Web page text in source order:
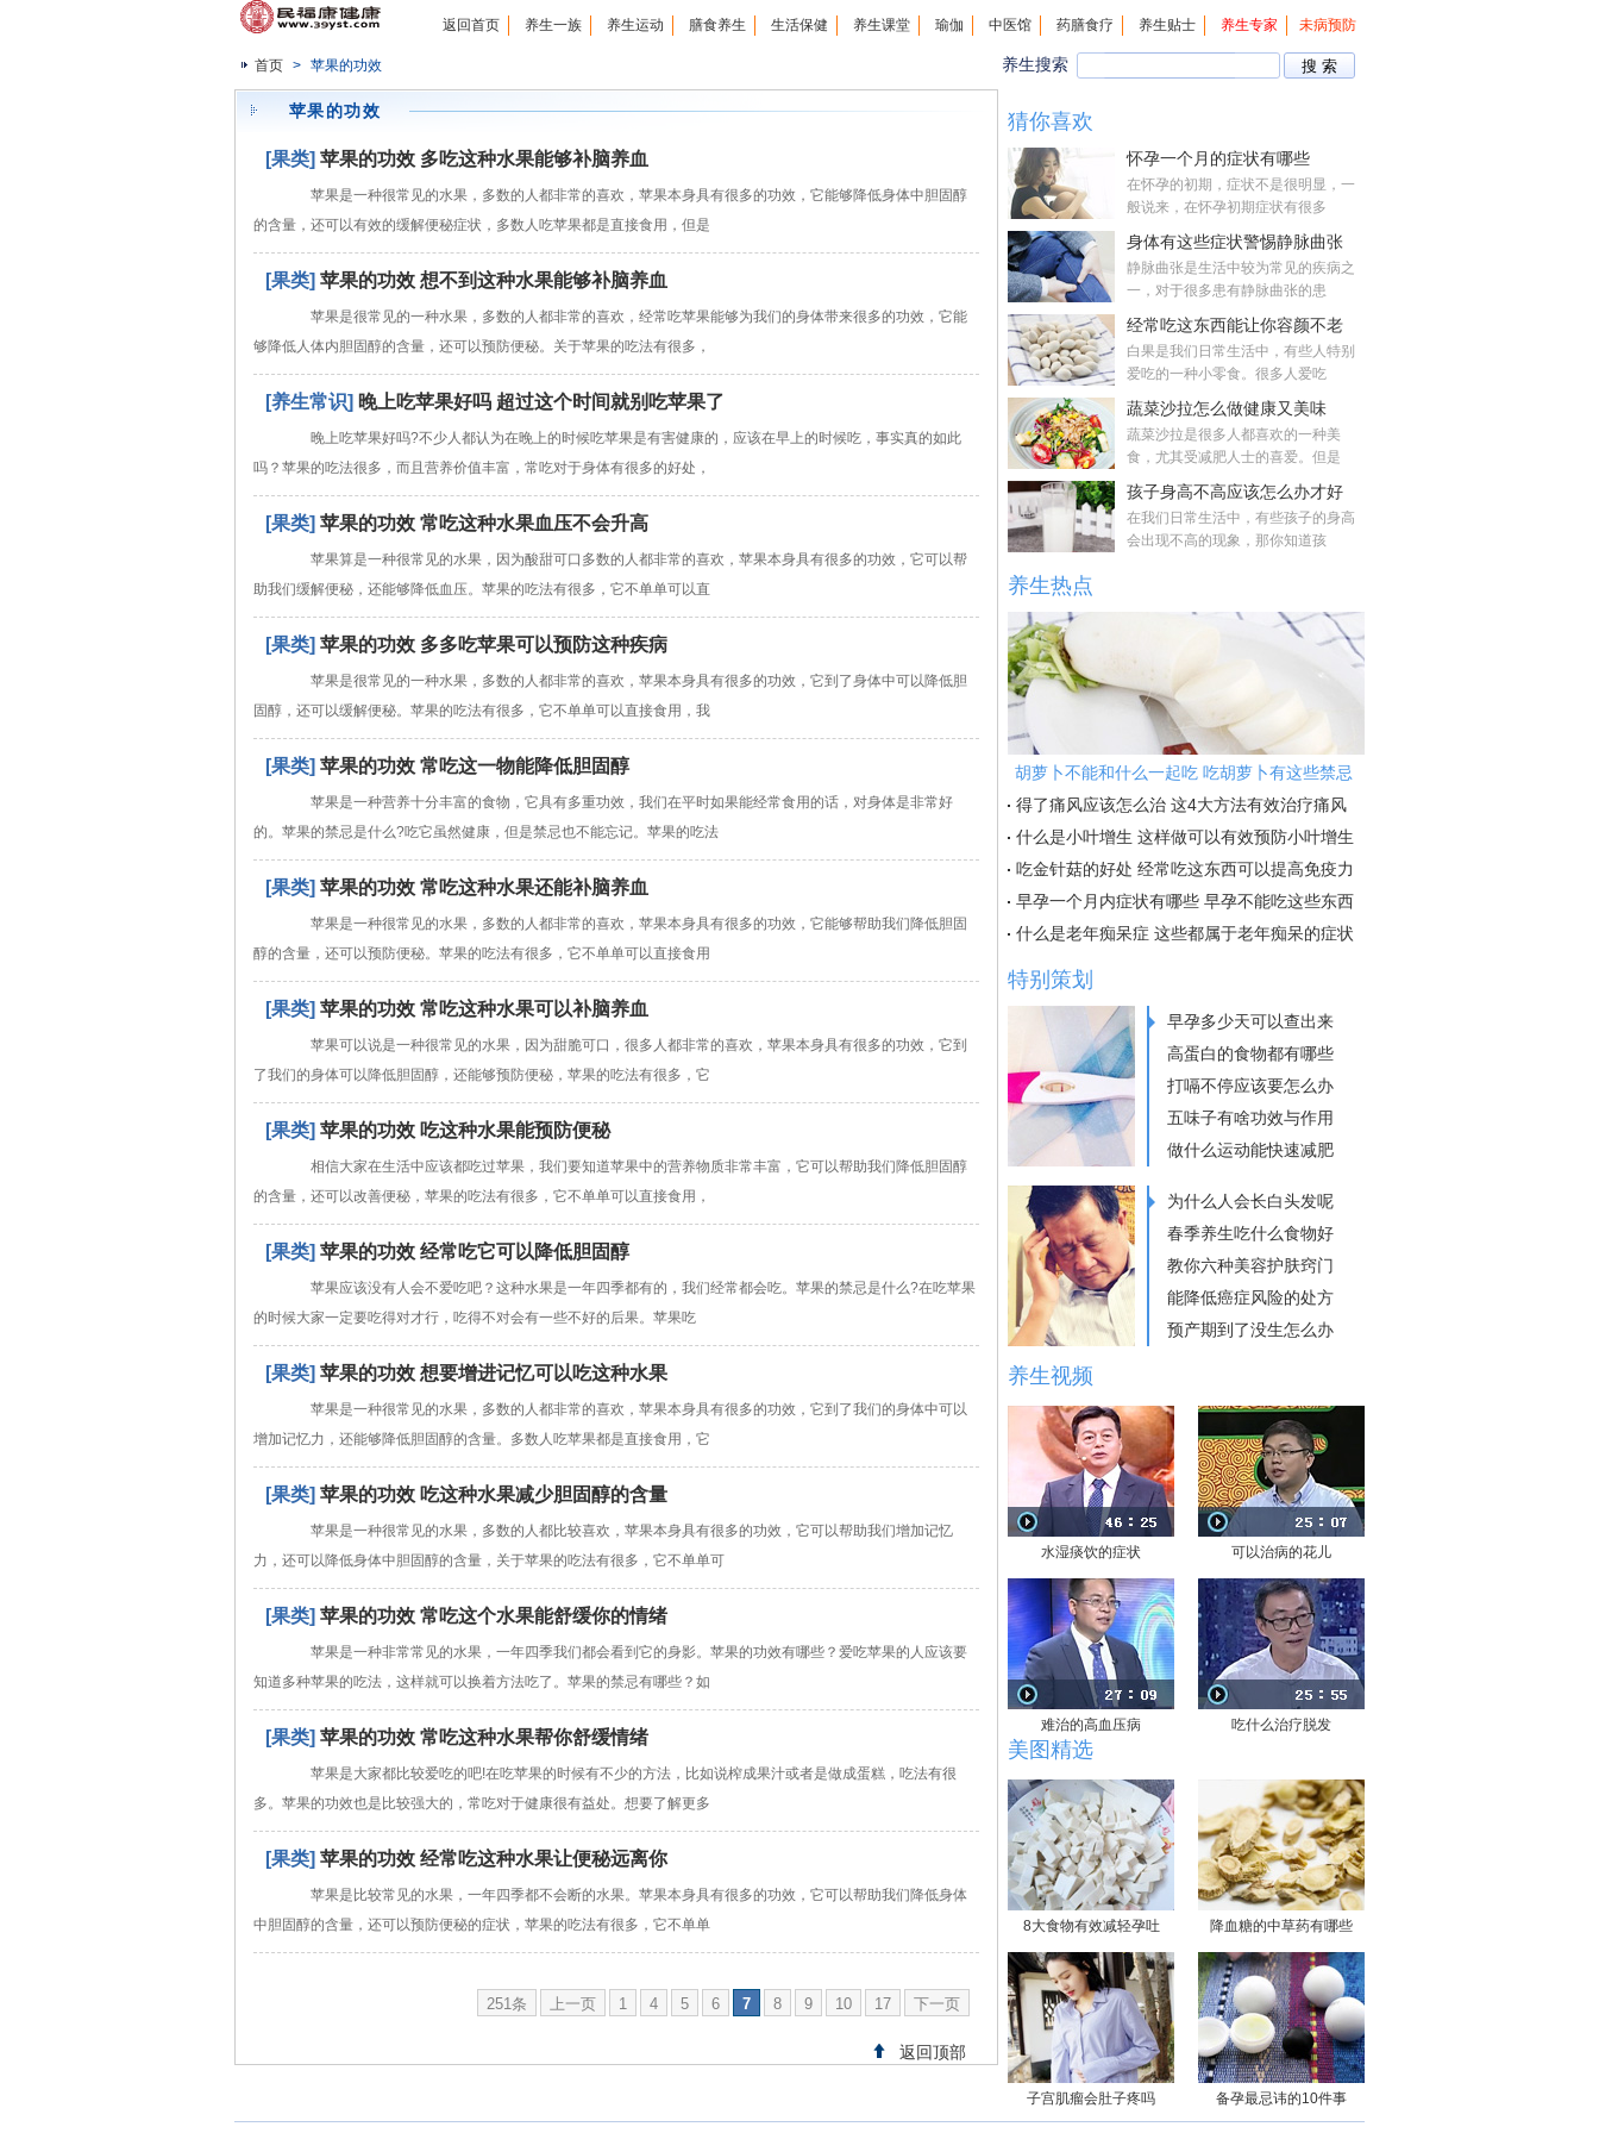
返回首页 养生一族 养生运动 膳食养生 生活保健 养生课堂 瑜伽 中医馆 药膳食疗 养生贴士 养生专家 未病预防
养生搜索
首页 > 苹果的功效
苹果的功效
[果类] 苹果的功效 多吃这种水果能够补脑养血
苹果是一种很常见的水果，多数的人都非常的喜欢，苹果本身具有很多的功效，它能够降低身体中胆固醇
的含量，还可以有效的缓解便秘症状，多数人吃苹果都是直接食用，但是
[果类] 苹果的功效 想不到这种水果能够补脑养血
苹果是很常见的一种水果，多数的人都非常的喜欢，经常吃苹果能够为我们的身体带来很多的功效，它能
够降低人体内胆固醇的含量，还可以预防便秘。关于苹果的吃法有很多，
[养生常识] 晚上吃苹果好吗 超过这个时间就别吃苹果了
晚上吃苹果好吗?不少人都认为在晚上的时候吃苹果是有害健康的，应该在早上的时候吃，事实真的如此
吗？苹果的吃法很多，而且营养价值丰富，常吃对于身体有很多的好处，
[果类] 苹果的功效 常吃这种水果血压不会升高
苹果算是一种很常见的水果，因为酸甜可口多数的人都非常的喜欢，苹果本身具有很多的功效，它可以帮
助我们缓解便秘，还能够降低血压。苹果的吃法有很多，它不单单可以直
[果类] 苹果的功效 多多吃苹果可以预防这种疾病
苹果是很常见的一种水果，多数的人都非常的喜欢，苹果本身具有很多的功效，它到了身体中可以降低胆
固醇，还可以缓解便秘。苹果的吃法有很多，它不单单可以直接食用，我
[果类] 苹果的功效 常吃这一物能降低胆固醇
苹果是一种营养十分丰富的食物，它具有多重功效，我们在平时如果能经常食用的话，对身体是非常好
的。苹果的禁忌是什么?吃它虽然健康，但是禁忌也不能忘记。苹果的吃法
[果类] 苹果的功效 常吃这种水果还能补脑养血
苹果是一种很常见的水果，多数的人都非常的喜欢，苹果本身具有很多的功效，它能够帮助我们降低胆固
醇的含量，还可以预防便秘。苹果的吃法有很多，它不单单可以直接食用
[果类] 苹果的功效 常吃这种水果可以补脑养血
苹果可以说是一种很常见的水果，因为甜脆可口，很多人都非常的喜欢，苹果本身具有很多的功效，它到
了我们的身体可以降低胆固醇，还能够预防便秘，苹果的吃法有很多，它
[果类] 苹果的功效 吃这种水果能预防便秘
相信大家在生活中应该都吃过苹果，我们要知道苹果中的营养物质非常丰富，它可以帮助我们降低胆固醇
的含量，还可以改善便秘，苹果的吃法有很多，它不单单可以直接食用，
[果类] 苹果的功效 经常吃它可以降低胆固醇
苹果应该没有人会不爱吃吧？这种水果是一年四季都有的，我们经常都会吃。苹果的禁忌是什么?在吃苹果
的时候大家一定要吃得对才行，吃得不对会有一些不好的后果。苹果吃
[果类] 苹果的功效 想要增进记忆可以吃这种水果
苹果是一种很常见的水果，多数的人都非常的喜欢，苹果本身具有很多的功效，它到了我们的身体中可以
增加记忆力，还能够降低胆固醇的含量。多数人吃苹果都是直接食用，它
[果类] 苹果的功效 吃这种水果减少胆固醇的含量
苹果是一种很常见的水果，多数的人都比较喜欢，苹果本身具有很多的功效，它可以帮助我们增加记忆
力，还可以降低身体中胆固醇的含量，关于苹果的吃法有很多，它不单单可
[果类] 苹果的功效 常吃这个水果能舒缓你的情绪
苹果是一种非常常见的水果，一年四季我们都会看到它的身影。苹果的功效有哪些？爱吃苹果的人应该要
知道多种苹果的吃法，这样就可以换着方法吃了。苹果的禁忌有哪些？如
[果类] 苹果的功效 常吃这种水果帮你舒缓情绪
苹果是大家都比较爱吃的吧!在吃苹果的时候有不少的方法，比如说榨成果汁或者是做成蛋糕，吃法有很
多。苹果的功效也是比较强大的，常吃对于健康很有益处。想要了解更多
[果类] 苹果的功效 经常吃这种水果让便秘远离你
苹果是比较常见的水果，一年四季都不会断的水果。苹果本身具有很多的功效，它可以帮助我们降低身体
中胆固醇的含量，还可以预防便秘的症状，苹果的吃法有很多，它不单单
251条 上一页 1 4 5 6 7 8 9 10 17 下一页
返回顶部
猜你喜欢
怀孕一个月的症状有哪些
在怀孕的初期，症状不是很明显，一
般说来，在怀孕初期症状有很多
身体有这些症状警惕静脉曲张
静脉曲张是生活中较为常见的疾病之
一，对于很多患有静脉曲张的患
经常吃这东西能让你容颜不老
白果是我们日常生活中，有些人特别
爱吃的一种小零食。很多人爱吃
蔬菜沙拉怎么做健康又美味
蔬菜沙拉是很多人都喜欢的一种美
食，尤其受减肥人士的喜爱。但是
孩子身高不高应该怎么办才好
在我们日常生活中，有些孩子的身高
会出现不高的现象，那你知道孩
养生热点
胡萝卜不能和什么一起吃 吃胡萝卜有这些禁忌
得了痛风应该怎么治 这4大方法有效治疗痛风
什么是小叶增生 这样做可以有效预防小叶增生
吃金针菇的好处 经常吃这东西可以提高免疫力
早孕一个月内症状有哪些 早孕不能吃这些东西
什么是老年痴呆症 这些都属于老年痴呆的症状
特别策划
早孕多少天可以查出来
高蛋白的食物都有哪些
打嗝不停应该要怎么办
五味子有啥功效与作用
做什么运动能快速减肥
为什么人会长白头发呢
春季养生吃什么食物好
教你六种美容护肤窍门
能降低癌症风险的处方
预产期到了没生怎么办
养生视频
水湿痰饮的症状 可以治病的花儿
难治的高血压病 吃什么治疗脱发
美图精选
8大食物有效减轻孕吐 降血糖的中草药有哪些
子宫肌瘤会肚子疼吗 备孕最忌讳的10件事